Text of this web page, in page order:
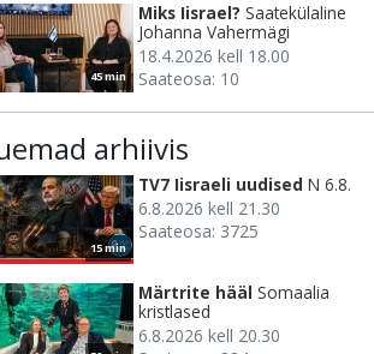
45 min
Miks Iisrael? Saatekülaline
Johanna Vahermägi
18.4.2026 kell 18.00
Saateosa: 10
arhiivis
15 min
TV7 Iisraeli uudised N 6.8.
6.8.2026 kell 21.30
Saateosa: 3725
Märtrite hääl Somaalia
kristlased
6.8.2026 kell 20.30